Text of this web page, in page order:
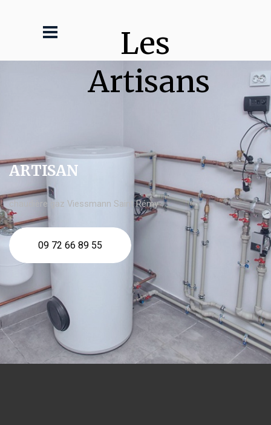
Les
Artisans
ARTISAN
chaudière gaz Viessmann Saint Rémy
09 72 66 89 55